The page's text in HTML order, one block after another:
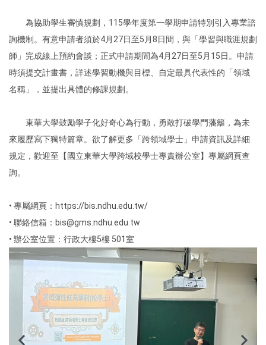
為協助學生審慎規劃，115學年度第一學期申請特別引入專業諮
詢機制。有意申請者須於4月27日至5月8日間，與「學習與職涯規劃
師」完成線上預約會談；正式申請期間為4月27日至5月15日。申請
時須提交計畫書，詳述學習動機與目標、自定最具代表性的「領域
名稱」，並提出具體的修課規劃。
東華大學鼓勵學子化好奇心為行動，勇敢打破學門藩籬，為未
來履歷寫下獨特篇章。欲了解更多「跨領域學士」申請資訊及詳細
規定，歡迎至【國立東華大學跨域校學士專責辦公室】專屬網頁查
詢。
• 專屬網頁：https://bis.ndhu.edu.tw/
• 聯絡信箱：bis@gms.ndhu.edu.tw
• 辦公室位置：行政大樓5樓 501室